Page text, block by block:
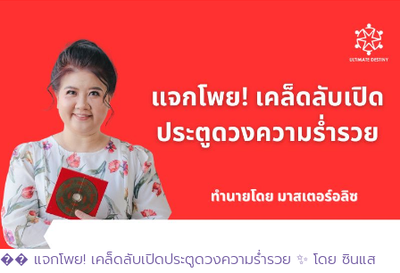
�� แจกโพย! เคล็ดลับเปิดประตูดวงความร่ำรวย ✨ โดย ซินแส